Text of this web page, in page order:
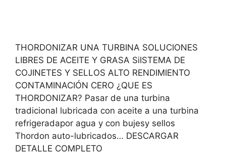
THORDONIZAR UNA TURBINA SOLUCIONES
LIBRES DE ACEITE Y GRASA SiISTEMA DE
COJINETES Y SELLOS ALTO RENDIMIENTO
CONTAMINACIÓN CERO ¿QUE ES
THORDONIZAR? Pasar de una turbina
tradicional lubricada con aceite a una turbina
refrigeradapor agua y con bujesy sellos
Thordon auto-lubricados… DESCARGAR
DETALLE COMPLETO